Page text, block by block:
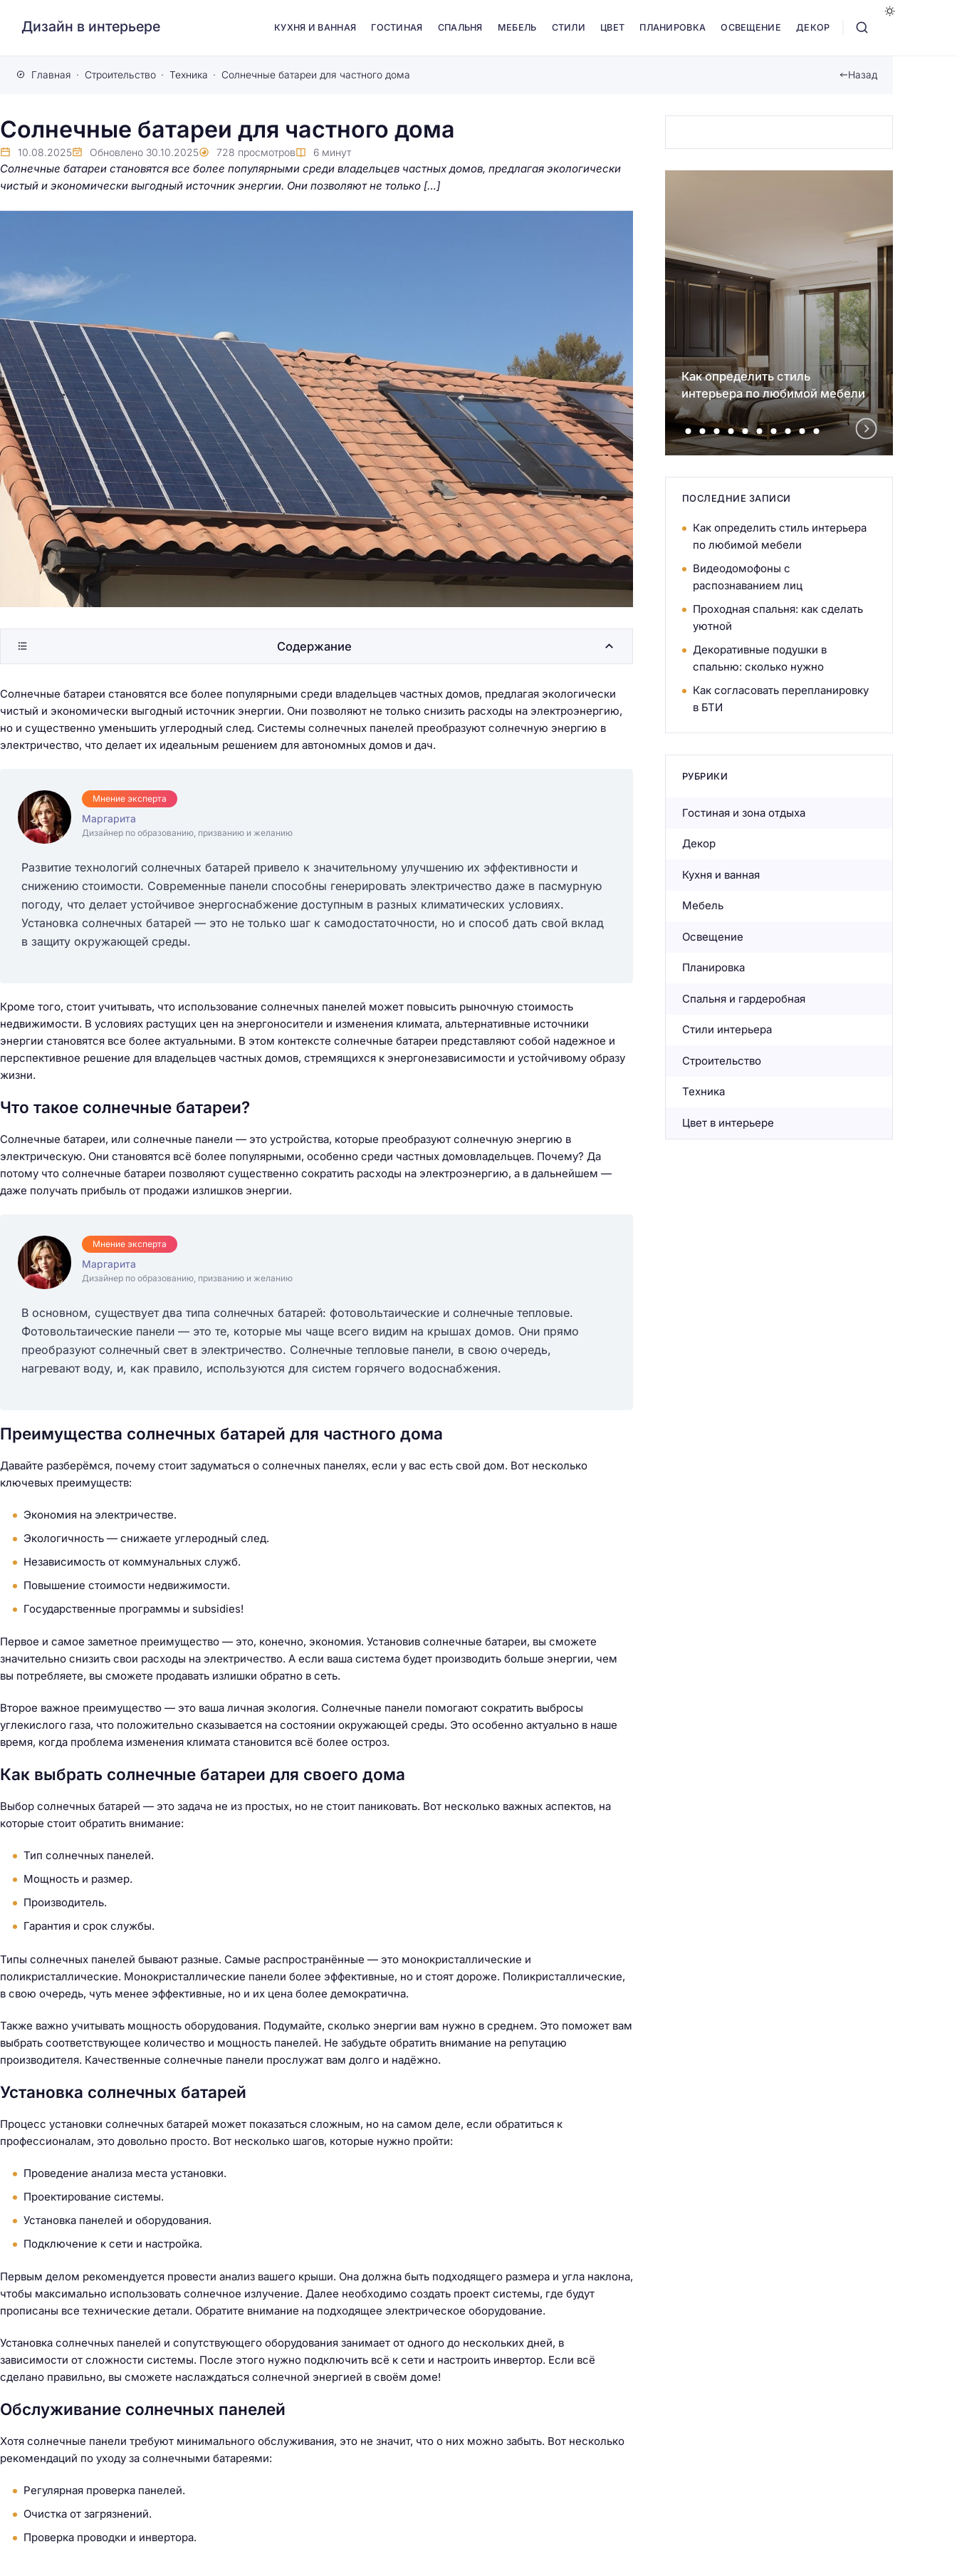
Дизайн в интерьере КУХНЯ И ВАННАЯ ГОСТИНАЯ СПАЛЬНЯ МЕБЕЛЬ СТИЛИ ЦВЕТ ПЛАНИРОВКА ОСВЕЩЕНИЕ ДЕКОР
Главная Строительство Техника Солнечные батареи для частного дома Назад
Солнечные батареи для частного дома
10.08.2025 Обновлено 30.10.2025 728 просмотров 6 минут
Солнечные батареи становятся все более популярными среди владельцев частных домов, предлагая экологически
чистый и экономически выгодный источник энергии. Они позволяют не только […]
Солнечные батареи становятся все более популярными среди владельцев частных домов, предлагая экологически
чистый и экономически выгодный источник энергии. Они позволяют не только снизить расходы на электроэнергию,
но и существенно уменьшить углеродный след. Системы солнечных панелей преобразуют солнечную энергию в
электричество, что делает их идеальным решением для автономных домов и дач.
Мнение эксперта
Маргарита
Дизайнер по образованию, призванию и желанию
Развитие технологий солнечных батарей привело к значительному улучшению их эффективности и
снижению стоимости. Современные панели способны генерировать электричество даже в пасмурную
погоду, что делает устойчивое энергоснабжение доступным в разных климатических условиях.
Установка солнечных батарей — это не только шаг к самодостаточности, но и способ дать свой вклад
в защиту окружающей среды.
Кроме того, стоит учитывать, что использование солнечных панелей может повысить рыночную стоимость
недвижимости. В условиях растущих цен на энергоносители и изменения климата, альтернативные источники
энергии становятся все более актуальными. В этом контексте солнечные батареи представляют собой надежное и
перспективное решение для владельцев частных домов, стремящихся к энергонезависимости и устойчивому образу
жизни.
Что такое солнечные батареи?
Солнечные батареи, или солнечные панели — это устройства, которые преобразуют солнечную энергию в
электрическую. Они становятся всё более популярными, особенно среди частных домовладельцев. Почему? Да
потому что солнечные батареи позволяют существенно сократить расходы на электроэнергию, а в дальнейшем —
даже получать прибыль от продажи излишков энергии.
Мнение эксперта
Маргарита
Дизайнер по образованию, призванию и желанию
В основном, существует два типа солнечных батарей: фотовольтаические и солнечные тепловые.
Фотовольтаические панели — это те, которые мы чаще всего видим на крышах домов. Они прямо
преобразуют солнечный свет в электричество. Солнечные тепловые панели, в свою очередь,
нагревают воду, и, как правило, используются для систем горячего водоснабжения.
Преимущества солнечных батарей для частного дома
Давайте разберёмся, почему стоит задуматься о солнечных панелях, если у вас есть свой дом. Вот несколько
ключевых преимуществ:
Экономия на электричестве.
Экологичность — снижаете углеродный след.
Независимость от коммунальных служб.
Повышение стоимости недвижимости.
Государственные программы и subsidies!
Первое и самое заметное преимущество — это, конечно, экономия. Установив солнечные батареи, вы сможете
значительно снизить свои расходы на электричество. А если ваша система будет производить больше энергии, чем
вы потребляете, вы сможете продавать излишки обратно в сеть.
Второе важное преимущество — это ваша личная экология. Солнечные панели помогают сократить выбросы
углекислого газа, что положительно сказывается на состоянии окружающей среды. Это особенно актуально в наше
время, когда проблема изменения климата становится всё более остроз.
Как выбрать солнечные батареи для своего дома
Выбор солнечных батарей — это задача не из простых, но не стоит паниковать. Вот несколько важных аспектов, на
которые стоит обратить внимание:
Тип солнечных панелей.
Мощность и размер.
Производитель.
Гарантия и срок службы.
Типы солнечных панелей бывают разные. Самые распространённые — это монокристаллические и
поликристаллические. Монокристаллические панели более эффективные, но и стоят дороже. Поликристаллические,
в свою очередь, чуть менее эффективные, но и их цена более демократична.
Также важно учитывать мощность оборудования. Подумайте, сколько энергии вам нужно в среднем. Это поможет вам
выбрать соответствующее количество и мощность панелей. Не забудьте обратить внимание на репутацию
производителя. Качественные солнечные панели прослужат вам долго и надёжно.
Установка солнечных батарей
Процесс установки солнечных батарей может показаться сложным, но на самом деле, если обратиться к
профессионалам, это довольно просто. Вот несколько шагов, которые нужно пройти:
Проведение анализа места установки.
Проектирование системы.
Установка панелей и оборудования.
Подключение к сети и настройка.
Первым делом рекомендуется провести анализ вашего крыши. Она должна быть подходящего размера и угла наклона,
чтобы максимально использовать солнечное излучение. Далее необходимо создать проект системы, где будут
прописаны все технические детали. Обратите внимание на подходящее электрическое оборудование.
Установка солнечных панелей и сопутствующего оборудования занимает от одного до нескольких дней, в
зависимости от сложности системы. После этого нужно подключить всё к сети и настроить инвертор. Если всё
сделано правильно, вы сможете наслаждаться солнечной энергией в своём доме!
Обслуживание солнечных панелей
Хотя солнечные панели требуют минимального обслуживания, это не значит, что о них можно забыть. Вот несколько
рекомендаций по уходу за солнечными батареями:
Регулярная проверка панелей.
Очистка от загрязнений.
Проверка проводки и инвертора.
Содержание
Гостиная: как выбрать цвет для
зоны отдыха
Зонирование маленькой
квартиры-студии без
капитальных перегородок
Как определить стиль
интерьера по любимой мебели
ПОСЛЕДНИЕ ЗАПИСИ
Как определить стиль интерьера
по любимой мебели
Видеодомофоны с
распознаванием лиц
Проходная спальня: как сделать
уютной
Декоративные подушки в
спальню: сколько нужно
Как согласовать перепланировку
в БТИ
РУБРИКИ
Гостиная и зона отдыха
Декор
Кухня и ванная
Мебель
Освещение
Планировка
Спальня и гардеробная
Стили интерьера
Строительство
Техника
Цвет в интерьере